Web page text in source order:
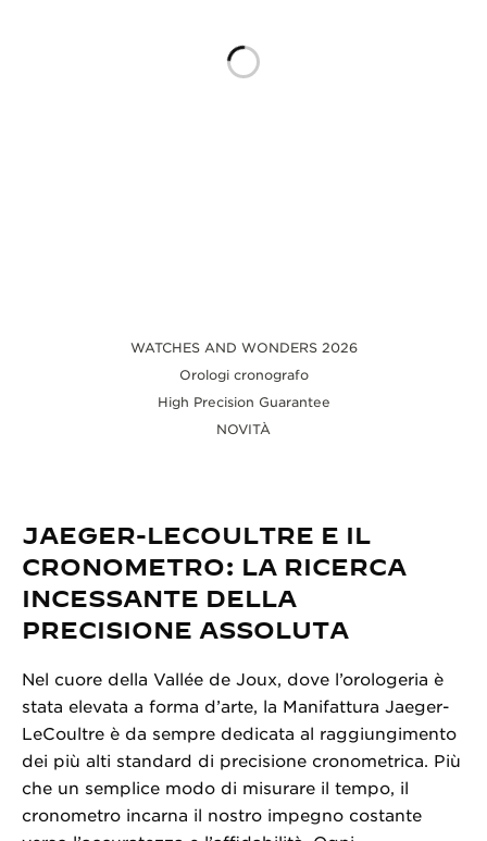
THE STELLAR ODYSSEY
WATCHES AND WONDERS 2026
Orologi cronografo
High Precision Guarantee
NOVITÀ
JAEGER-LECOULTRE E IL
CRONOMETRO: LA RICERCA
INCESSANTE DELLA
PRECISIONE ASSOLUTA
Nel cuore della Vallée de Joux, dove l’orologeria è
stata elevata a forma d’arte, la Manifattura Jaeger-
LeCoultre è da sempre dedicata al raggiungimento
dei più alti standard di precisione cronometrica. Più
che un semplice modo di misurare il tempo, il
cronometro incarna il nostro impegno costante